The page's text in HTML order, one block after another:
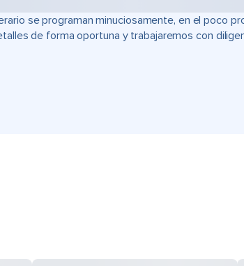
se programan minuciosamente, en el poco
de forma oportuna y trabajaremos con